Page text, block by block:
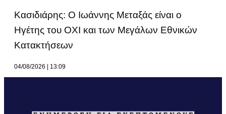
Κασιδιάρης: Ο Ιωάννης Μεταξάς είναι ο
Ηγέτης του ΟΧΙ και των Μεγάλων Εθνικών
Κατακτήσεων
04/08/2026 13:09